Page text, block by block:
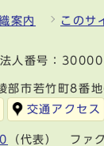
案内 このサ
法人番号：
市若竹町8番地
交通アクセス
（代表） ファ